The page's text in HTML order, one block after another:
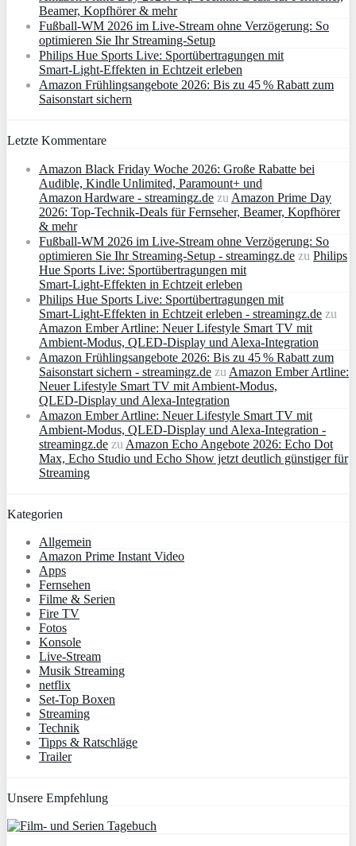
Beamer, Kopfhörer & mehr
Fußball-WM 2026 im Live-Stream ohne Verzögerung: So
optimieren Sie Ihr Streaming-Setup
Philips Hue Sports Live: Sportübertragungen mit
Smart‑Light‑Effekten in Echtzeit erleben
Amazon Frühlingsangebote 2026: Bis zu 45 % Rabatt zum
Saisonstart sichern
Letzte Kommentare
Amazon Black Friday Woche 2026: Große Rabatte bei
Audible, Kindle Unlimited, Paramount+ und
Amazon Hardware - streamingz.de zu Amazon Prime Day
2026: Top-Technik-Deals für Fernseher, Beamer, Kopfhörer
& mehr
Fußball-WM 2026 im Live-Stream ohne Verzögerung: So
optimieren Sie Ihr Streaming-Setup - streamingz.de zu Philips
Hue Sports Live: Sportübertragungen mit
Smart‑Light‑Effekten in Echtzeit erleben
Philips Hue Sports Live: Sportübertragungen mit
Smart‑Light‑Effekten in Echtzeit erleben - streamingz.de zu
Amazon Ember Artline: Neuer Lifestyle Smart TV mit
Ambient‑Modus, QLED‑Display und Alexa‑Integration
Amazon Frühlingsangebote 2026: Bis zu 45 % Rabatt zum
Saisonstart sichern - streamingz.de zu Amazon Ember Artline:
Neuer Lifestyle Smart TV mit Ambient‑Modus,
QLED‑Display und Alexa‑Integration
Amazon Ember Artline: Neuer Lifestyle Smart TV mit
Ambient‑Modus, QLED‑Display und Alexa‑Integration -
streamingz.de zu Amazon Echo Angebote 2026: Echo Dot
Max, Echo Studio und Echo Show jetzt deutlich günstiger für
Streaming
Kategorien
Allgemein
Amazon Prime Instant Video
Apps
Fernsehen
Filme & Serien
Fire TV
Fotos
Konsole
Live-Stream
Musik Streaming
netflix
Set-Top Boxen
Streaming
Technik
Tipps & Ratschläge
Trailer
Unsere Empfehlung